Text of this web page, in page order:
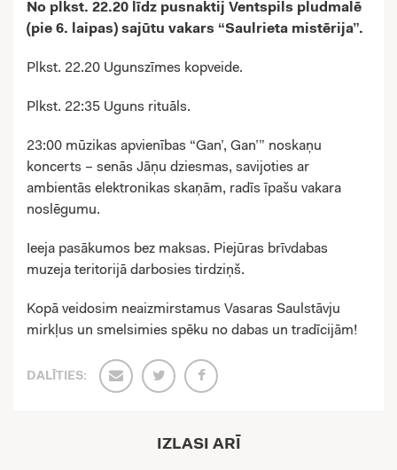
No plkst. 22.20 līdz pusnaktij Ventspils pludmalē
(pie 6. laipas) sajūtu vakars “Saulrieta mistērija”.
Plkst. 22.20 Ugunszīmes kopveide.
Plkst. 22:35 Uguns rituāls.
23:00 mūzikas apvienības “Gan’, Gan’” noskaņu
koncerts – senās Jāņu dziesmas, savijoties ar
ambientās elektronikas skaņām, radīs īpašu vakara
noslēgumu.
Ieeja pasākumos bez maksas. Piejūras brīvdabas
muzeja teritorijā darbosies tirdziņš.
Kopā veidosim neaizmirstamus Vasaras Saulstāvju
mirkļus un smelsimies spēku no dabas un tradīcijām!
DALĪTIES:
IZLASI ARĪ